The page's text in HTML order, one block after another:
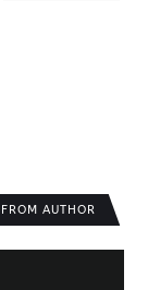
AUTHOR